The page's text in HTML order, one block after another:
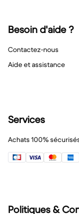
Besoin d'aide ?
Contactez-nous
Aide et assistance
Services
Achats 100%
Politiques &